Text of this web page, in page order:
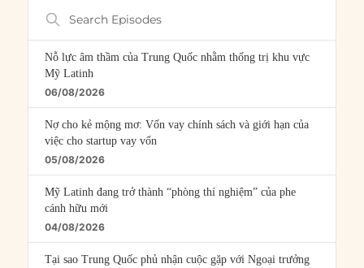
Search
Episodes
Nỗ lực âm thầm của Trung Quốc nhằm thống trị khu vực
Mỹ Latinh
06/08/2026
Nợ cho kẻ mộng mơ: Vốn vay chính sách và giới hạn của
việc cho startup vay vốn
05/08/2026
Mỹ Latinh đang trở thành “phòng thí nghiệm” của phe
cánh hữu mới
04/08/2026
Tại sao Trung Quốc phủ nhận cuộc gặp với Ngoại trưởng